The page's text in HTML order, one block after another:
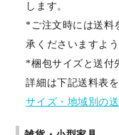
します。
*ご注文時には送料
承くださいますよ
*梱包サイズと送付
詳細は下記送料表
サイズ・地域別の